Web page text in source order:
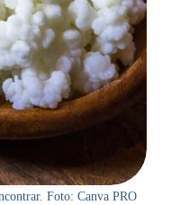
Foto: Canva PRO